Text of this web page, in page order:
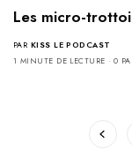
Les micro-
PAR KISS LE PODCAST
1 MINUTE DE LECTURE
0